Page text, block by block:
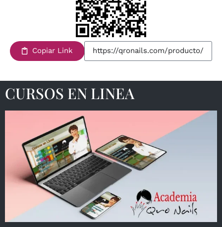
Copiar Link
CURSOS EN LINEA